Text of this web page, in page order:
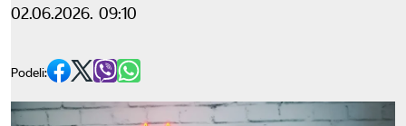
02.06.2026. 09:10
Podeli: